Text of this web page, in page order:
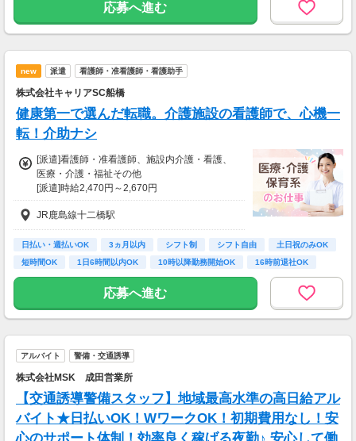
応募へ進む
new 派遣 看護師・准看護師・看護助手
株式会社キャリアSC船橋
健康第一で選んだ転職。介護施設の看護師で、心機一
転！介助ナシ
[派遣]看護師・准看護師、施設内介護・看護、
医療・介護・福祉その他
[派遣]時給2,470円～2,670円
正看護師の時給表記になります。
◆准看護師：時給2370円～
◆資格者の方、優遇あり
◆最短翌日の日払いOK
急な出費があっても安心◎
※勤務施設や勤務条件により時給は変動いたし
【交通費】
全額支給
JR鹿島線十二橋駅
日払い・週払いOK 3ヵ月以内 シフト制 シフト自由
土日祝のみOK
短時間OK
1日6時間以内OK 10時以降勤務開始OK 16時前退社OK
応募へ進む
アルバイト 警備・交通誘導
株式会社MSK 成田営業所
【交通誘導警備スタッフ】地域最高水準の高日給アル
バイト★日払いOK！WワークOK！初期費用なし！安